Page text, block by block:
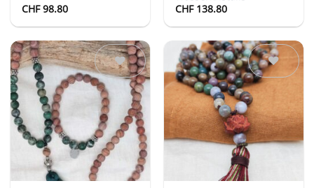
CHF98.80
CHF138.80
Auf die
Wunschliste
Auf die
Wunschliste